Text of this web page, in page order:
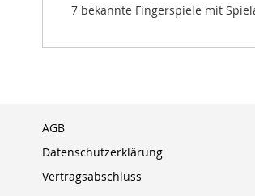
7 bekannte Fingerspiele mit
AGB
Datenschutzerklärung
Vertragsabschluss